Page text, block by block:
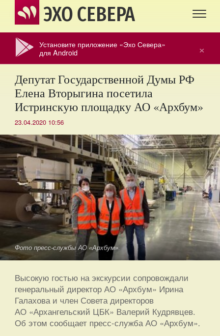
ЭХО СЕВЕРА
×
Установите приложение «Эхо Севера»
для Android
Депутат Государственной Думы РФ
Елена Вторыгина посетила
Истринскую площадку АО «Архбум»
23.04.2020 10:56
Фото пресс-службы АО «Архбум».
Высокую гостью на экскурсии сопровождали
генеральный директор АО «Архбум» Ирина
Галахова и член Совета директоров
АО «Архангельский ЦБК» Валерий Кудрявцев.
Об этом сообщает пресс-служба АО «Архбум».